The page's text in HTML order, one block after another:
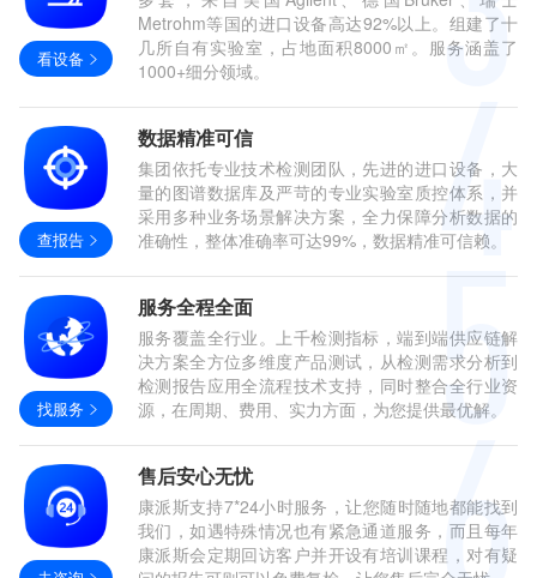
看设备
Metrohm等国的进口设备高达92%以上。组建了十
几所自有实验室，占地面积8000㎡。服务涵盖了
1000+细分领域。
查报告
数据精准可信
集团依托专业技术检测团队，先进的进口设备，大
量的图谱数据库及严苛的专业实验室质控体系，并
采用多种业务场景解决方案，全力保障分析数据的
准确性，整体准确率可达99%，数据精准可信赖。
找服务
服务全程全面
服务覆盖全行业。上千检测指标，端到端供应链解
决方案全方位多维度产品测试，从检测需求分析到
检测报告应用全流程技术支持，同时整合全行业资
源，在周期、费用、实力方面，为您提供最优解。
售后安心无忧
康派斯支持7*24小时服务，让您随时随地都能找到
我们，如遇特殊情况也有紧急通道服务，而且每年
康派斯会定期回访客户并开设有培训课程，对有疑